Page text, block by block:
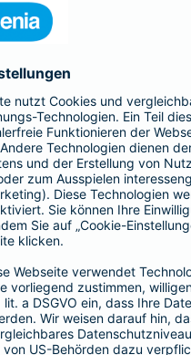
Barmenia ist Teil der
BELIEBTE SEITEN
Kranken-Zusatzversicherung
Tierversicherungen
Haftpflichtversicherung
Hausratversicherung
Adresse ändern
Schaden melden
Kilometerstandsmeldung
Serviceübersicht